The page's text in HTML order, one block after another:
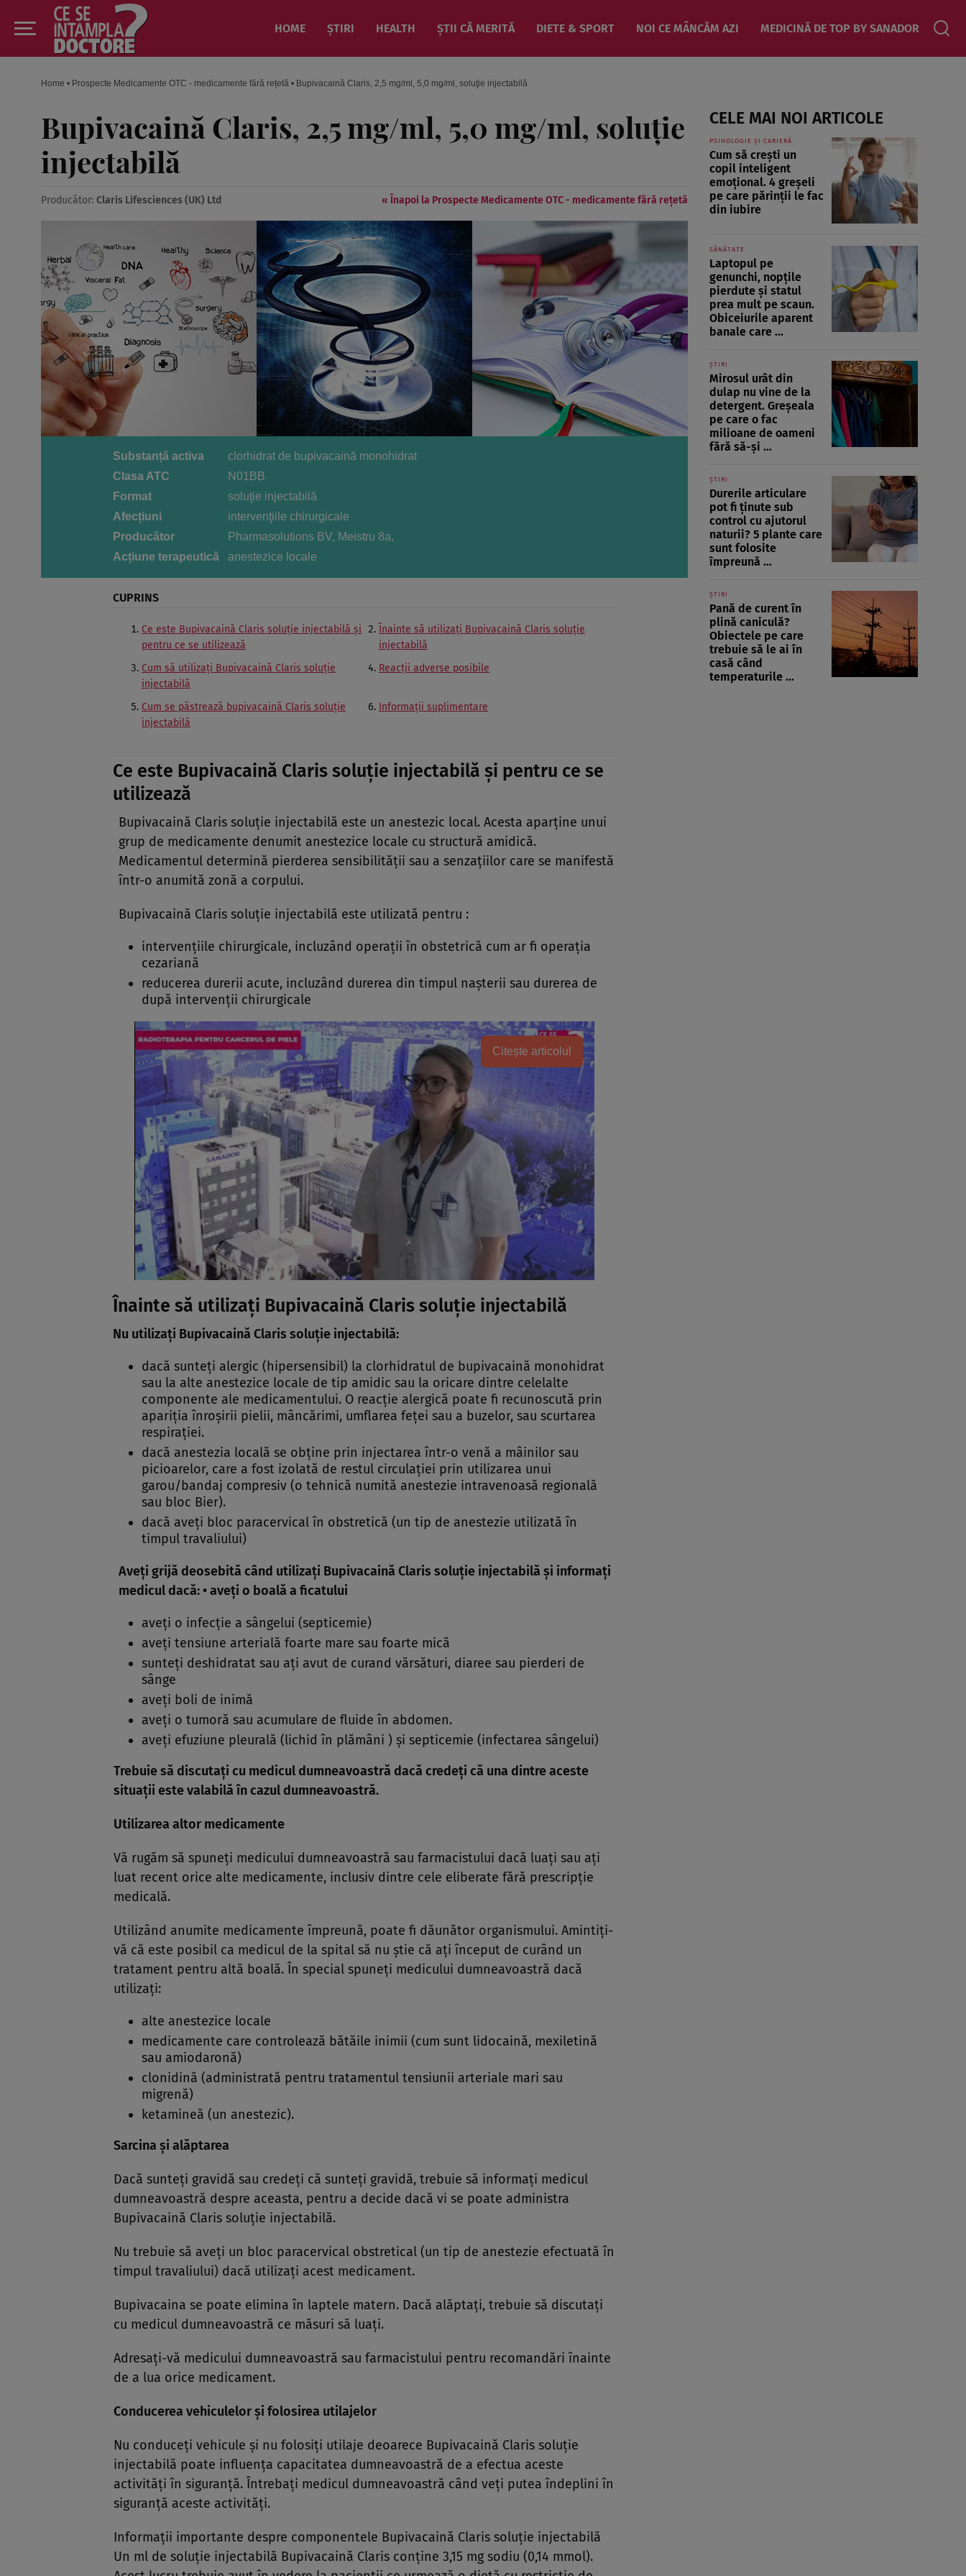
HOME ȘTIRI HEALTH ȘTII CĂ MERITĂ DIETE & SPORT NOI CE MÂNCĂM AZI MEDICINĂ DE TOP BY SANADOR
Home • Prospecte Medicamente OTC - medicamente fără rețetă • Bupivacaină Claris, 2,5 mg/ml, 5,0 mg/ml, soluţie injectabilă
Bupivacaină Claris, 2,5 mg/ml, 5,0 mg/ml, soluţie
injectabilă
Producător: Claris Lifesciences (UK) Ltd « Înapoi la Prospecte Medicamente OTC - medicamente fără rețetă
Substanță activa
clorhidrat de bupivacaină monohidrat
Clasa ATC
N01BB
Format
soluţie injectabilă
Afecțiuni
intervenţiile chirurgicale
Producător
Pharmasolutions BV, Meistru 8a,
Acțiune terapeutică
anestezice locale
CUPRINS
Ce este Bupivacaină Claris soluţie injectabilă şi
pentru ce se utilizează
Înainte să utilizaţi Bupivacaină Claris soluţie
injectabilă
Cum să utilizaţi Bupivacaină Claris soluţie
injectabilă
Reacţii adverse posibile
Cum se păstrează bupivacaină Claris soluţie
injectabilă
Informaţii suplimentare
Ce este Bupivacaină Claris soluţie injectabilă şi pentru ce se
utilizează
Bupivacaină Claris soluţie injectabilă este un anestezic local. Acesta aparţine unui
grup de medicamente denumit anestezice locale cu structură amidică.
Medicamentul determină pierderea sensibilităţii sau a senzaţiilor care se manifestă
într-o anumită zonă a corpului.
Bupivacaină Claris soluţie injectabilă este utilizată pentru :
intervenţiile chirurgicale, incluzând operaţii în obstetrică cum ar fi operaţia
cezariană
reducerea durerii acute, incluzând durerea din timpul naşterii sau durerea de
după intervenţii chirurgicale
Citește articolul
Înainte să utilizaţi Bupivacaină Claris soluţie injectabilă
Nu utilizaţi Bupivacaină Claris soluţie injectabilă:
dacă sunteţi alergic (hipersensibil) la clorhidratul de bupivacaină monohidrat
sau la alte anestezice locale de tip amidic sau la oricare dintre celelalte
componente ale medicamentului. O reacţie alergică poate fi recunoscută prin
apariţia înroşirii pielii, mâncărimi, umflarea feţei sau a buzelor, sau scurtarea
respiraţiei.
dacă anestezia locală se obţine prin injectarea într-o venă a mâinilor sau
picioarelor, care a fost izolată de restul circulaţiei prin utilizarea unui
garou/bandaj compresiv (o tehnică numită anestezie intravenoasă regională
sau bloc Bier).
dacă aveţi bloc paracervical în obstretică (un tip de anestezie utilizată în
timpul travaliului)
Aveţi grijă deosebită când utilizaţi Bupivacaină Claris soluţie injectabilă şi informaţi
medicul dacă: • aveţi o boală a ficatului
aveţi o infecţie a sângelui (septicemie)
aveţi tensiune arterială foarte mare sau foarte mică
sunteţi deshidratat sau aţi avut de curand vărsături, diaree sau pierderi de
sânge
aveţi boli de inimă
aveţi o tumoră sau acumulare de fluide în abdomen.
aveţi efuziune pleurală (lichid în plămâni ) şi septicemie (infectarea sângelui)
Trebuie să discutaţi cu medicul dumneavoastră dacă credeţi că una dintre aceste
situaţii este valabilă în cazul dumneavoastră.
Utilizarea altor medicamente
Vă rugăm să spuneţi medicului dumneavoastră sau farmacistului dacă luaţi sau aţi
luat recent orice alte medicamente, inclusiv dintre cele eliberate fără prescripţie
medicală.
Utilizând anumite medicamente împreună, poate fi dăunător organismului. Amintiţi-
vă că este posibil ca medicul de la spital să nu ştie că aţi început de curând un
tratament pentru altă boală. În special spuneţi medicului dumneavoastră dacă
utilizaţi:
alte anestezice locale
medicamente care controlează bătăile inimii (cum sunt lidocaină, mexiletină
sau amiodaronă)
clonidină (administrată pentru tratamentul tensiunii arteriale mari sau
migrenă)
ketamineă (un anestezic).
Sarcina şi alăptarea
Dacă sunteţi gravidă sau credeţi că sunteţi gravidă, trebuie să informaţi medicul
dumneavoastră despre aceasta, pentru a decide dacă vi se poate administra
Bupivacaină Claris soluţie injectabilă.
Nu trebuie să aveţi un bloc paracervical obstretical (un tip de anestezie efectuată în
timpul travaliului) dacă utilizaţi acest medicament.
Bupivacaina se poate elimina în laptele matern. Dacă alăptaţi, trebuie să discutaţi
cu medicul dumneavoastră ce măsuri să luaţi.
Adresaţi-vă medicului dumneavoastră sau farmacistului pentru recomandări înainte
de a lua orice medicament.
Conducerea vehiculelor şi folosirea utilajelor
Nu conduceţi vehicule şi nu folosiţi utilaje deoarece Bupivacaină Claris soluţie
injectabilă poate influenţa capacitatea dumneavoastră de a efectua aceste
activităţi în siguranţă. Întrebaţi medicul dumneavoastră când veţi putea îndeplini în
siguranţă aceste activităţi.
Informaţii importante despre componentele Bupivacaină Claris soluţie injectabilă
Un ml de soluţie injectabilă Bupivacaină Claris conţine 3,15 mg sodiu (0,14 mmol).
CELE MAI NOI ARTICOLE
PSIHOLOGIE ȘI CARIERĂ
Cum să crești un
copil inteligent
emoțional. 4 greșeli
pe care părinții le fac
din iubire
SĂNĂTATE
Laptopul pe
genunchi, nopțile
pierdute și statul
prea mult pe scaun.
Obiceiurile aparent
banale care ...
ȘTIRI
Mirosul urât din
dulap nu vine de la
detergent. Greșeala
pe care o fac
milioane de oameni
fără să-și ...
ȘTIRI
Durerile articulare
pot fi ținute sub
control cu ajutorul
naturii? 5 plante care
sunt folosite
împreună ...
ȘTIRI
Pană de curent în
plină caniculă?
Obiectele pe care
trebuie să le ai în
casă când
temperaturile ...